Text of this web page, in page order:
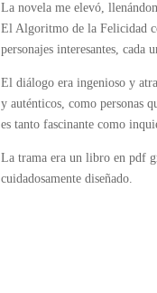
La novela me elevó,
El Algoritmo de la Felicidad
personajes interesantes, cada
El diálogo era ingenioso y
y auténticos, como personas
es tanto fascinante como
La trama era un libro en pdf
cuidadosamente diseñado.